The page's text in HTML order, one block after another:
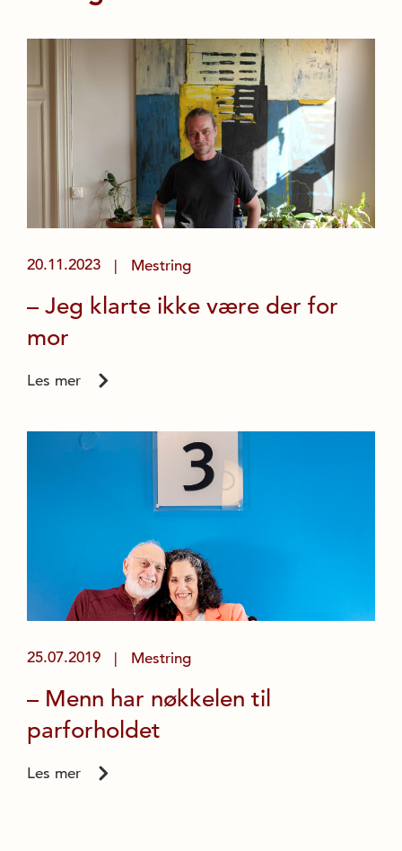
20.11.2023 | Mestring
– Jeg klarte ikke være der for
mor
Les mer
25.07.2019 | Mestring
– Menn har nøkkelen til
parforholdet
Les mer